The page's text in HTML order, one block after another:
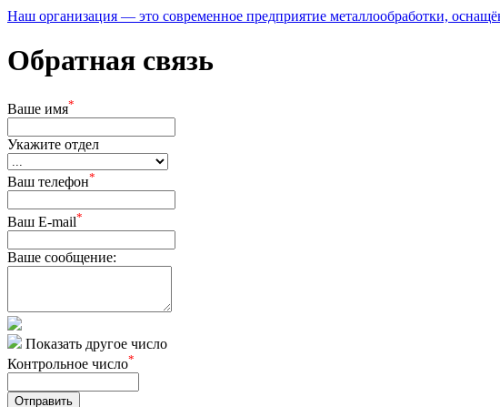
Наш организация — это современное предприятие металлообработки,
Обратная связь
Ваше имя*
Укажите отдел
Ваш телефон*
Ваш E-mail*
Ваше сообщение:
Показать другое число
Контрольное число*